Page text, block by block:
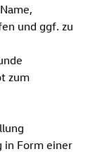
und ggf. zu
zum
in Form einer